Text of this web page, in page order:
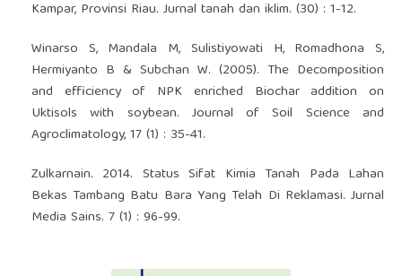
Kampar, Provinsi Riau. Jurnal tanah dan iklim. (30) : 1-12.
Winarso S, Mandala M, Sulistiyowati H, Romadhona S,
Hermiyanto B & Subchan W. (2005). The Decomposition
and efficiency of NPK enriched Biochar addition on
Uktisols with soybean. Journal of Soil Science and
Agroclimatology, 17 (1) : 35-41.
Zulkarnain. 2014. Status Sifat Kimia Tanah Pada Lahan
Bekas Tambang Batu Bara Yang Telah Di Reklamasi. Jurnal
Media Sains. 7 (1) : 96-99.